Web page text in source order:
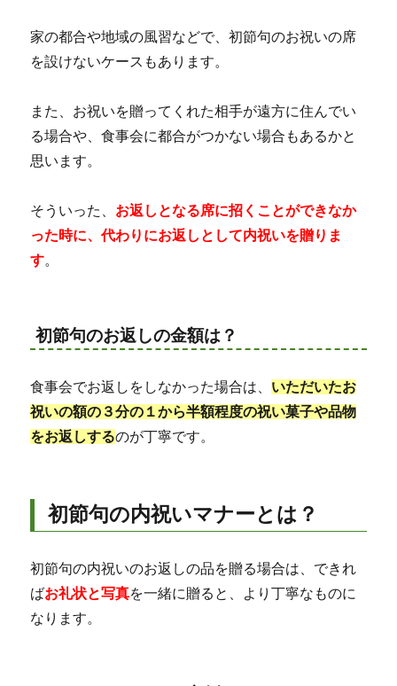
家の都合や地域の風習などで、初節句のお祝いの席
を設けないケースもあります。
また、お祝いを贈ってくれた相手が遠方に住んでい
る場合や、食事会に都合がつかない場合もあるかと
思います。
そういった、 お返しとなる席に招くことができなか
った時に、代わりにお返しとして内祝いを贈りま
す。
初節句のお返しの金額は？
食事会でお返しをしなかった場合は、 いただいたお
祝いの額の３分の１から半額程度の祝い菓子や品物
をお返しするのが丁寧です。
初節句の内祝いマナーとは？
初節句の内祝いのお返しの品を贈る場合は、できれ
ばお礼状と写真を一緒に贈ると、より丁寧なものに
なります。